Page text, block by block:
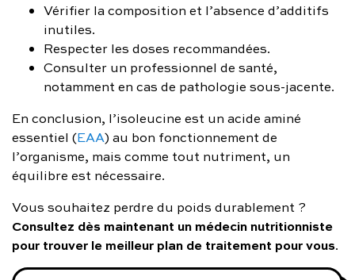
Vérifier la composition et l’absence d’additifs
inutiles.
Respecter les doses recommandées.
Consulter un professionnel de santé,
notamment en cas de pathologie sous-jacente.
En conclusion, l’isoleucine est un acide aminé
essentiel (EAA) au bon fonctionnement de
l’organisme, mais comme tout nutriment, un
équilibre est nécessaire.
Vous souhaitez perdre du poids durablement ?
Consultez dès maintenant un médecin nutritionniste
pour trouver le meilleur plan de traitement pour vous.